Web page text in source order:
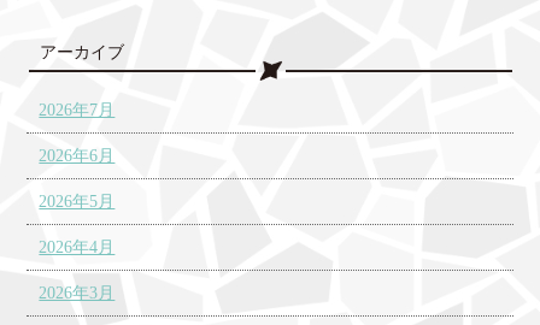
アーカイブ
2026年7月
2026年6月
2026年5月
2026年4月
2026年3月